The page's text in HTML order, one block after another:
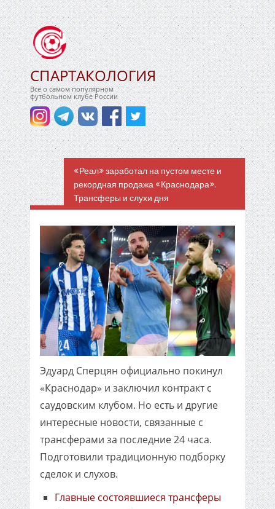
СПАРТАКОЛОГИЯ
Всё о самом популярном
футбольном клубе России
«Реал» заработал на пустом месте и
рекордная продажа «Краснодара».
Трансферы и слухи дня
Эдуард Сперцян официально покинул
«Краснодар» и заключил контракт с
саудовским клубом. Но есть и другие
интересные новости, связанные с
трансферами за последние 24 часа.
Подготовили традиционную подборку
сделок и слухов.
Главные состоявшиеся трансферы